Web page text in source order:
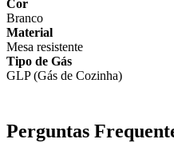
Cor
Branco
Material
Mesa resistente
Tipo de Gás
GLP (Gás de Cozinha)
Perguntas